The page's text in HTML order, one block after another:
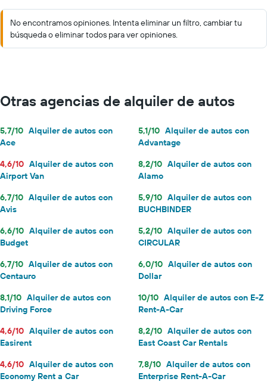
No encontramos opiniones. Intenta eliminar un filtro, cambiar tu
búsqueda o eliminar todos para ver opiniones.
Otras agencias de alquiler de autos
5,7/10 Alquiler de autos con
Ace
5,1/10 Alquiler de autos con
Advantage
4,6/10 Alquiler de autos con
Airport Van
8,2/10 Alquiler de autos con
Alamo
6,7/10 Alquiler de autos con
Avis
5,9/10 Alquiler de autos con
BUCHBINDER
6,6/10 Alquiler de autos con
Budget
5,2/10 Alquiler de autos con
CIRCULAR
6,7/10 Alquiler de autos con
Centauro
6,0/10 Alquiler de autos con
Dollar
8,1/10 Alquiler de autos con
Driving Force
10/10 Alquiler de autos con E-Z
Rent-A-Car
4,6/10 Alquiler de autos con
Easirent
8,2/10 Alquiler de autos con
East Coast Car Rentals
4,6/10 Alquiler de autos con
Economy Rent a Car
7,8/10 Alquiler de autos con
Enterprise Rent-A-Car